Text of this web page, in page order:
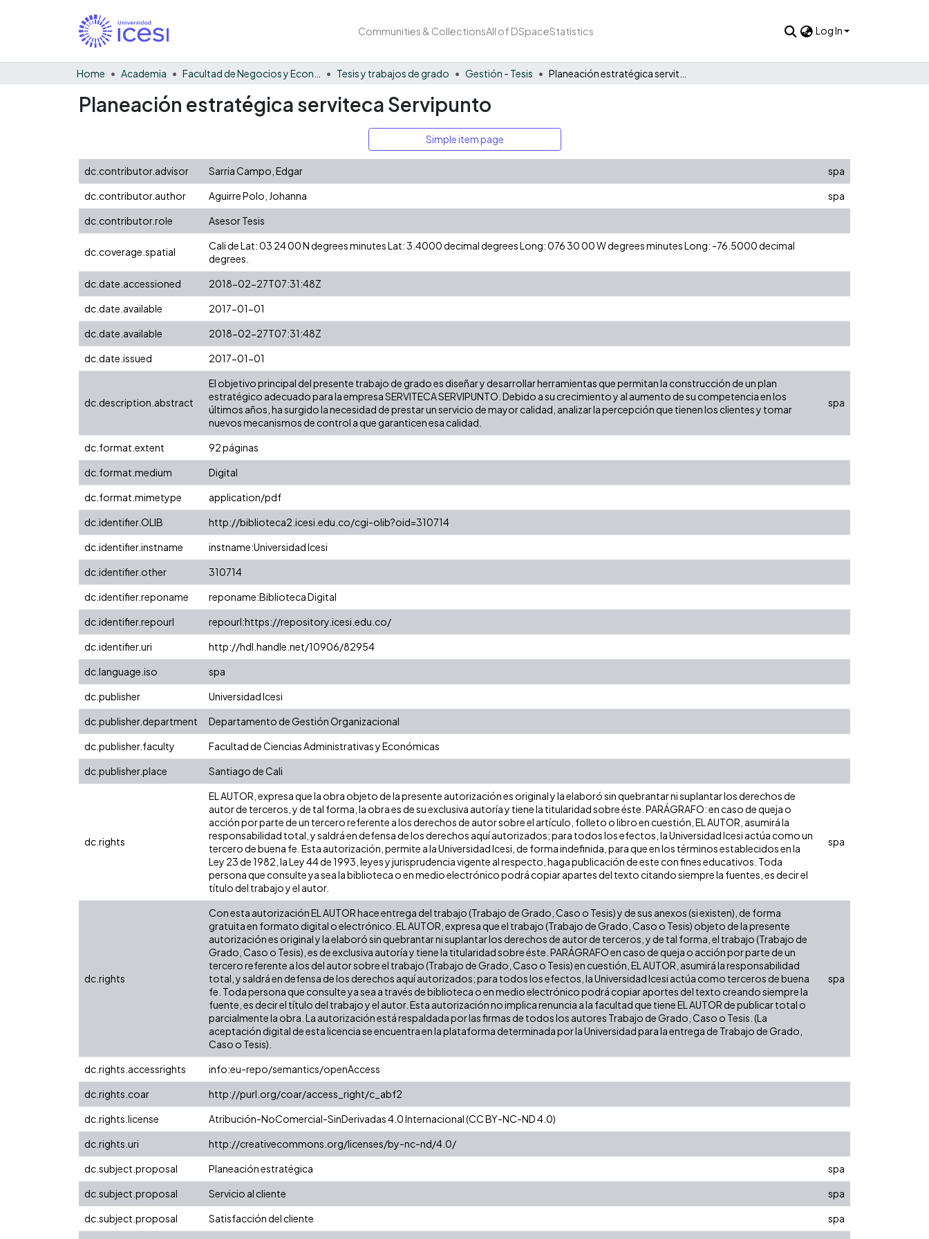
Communities & CollectionsAll of DSpaceStatistics Log In
Home Academia Tesis y trabajos de grado Gestión - Tesis
Planeación estratégica serviteca Servipunto
Simple item page
dc.contributor.advisor Sarria Campo, Edgar
spa
dc.contributor.author
Aguirre Polo, Johanna
spa
dc.contributor.role
Asesor Tesis
dc.coverage.spatial
Cali de Lat: 03 24 00 N degrees minutes Lat: 3.4000 decimal degrees Long: 076 30 00 W degrees minutes Long: -76.5000 decimal
degrees.
dc.date.accessioned
2018-02-27T07:31:48Z
dc.date.available
2017-01-01
dc.date.available
2018-02-27T07:31:48Z
dc.date.issued
2017-01-01
dc.description.abstract
El objetivo principal del presente trabajo de grado es diseñar y desarrollar herramientas que permitan la construcción de un plan
estratégico adecuado para la empresa SERVITECA SERVIPUNTO. Debido a su crecimiento y al aumento de su competencia en los
últimos años, ha surgido la necesidad de prestar un servicio de mayor calidad, analizar la percepción que tienen los clientes y tomar
nuevos mecanismos de control a que garanticen esa calidad.
spa
dc.format.extent
92 páginas
dc.format.medium
Digital
dc.format.mimetype
application/pdf
dc.identifier.OLIB
http://biblioteca2.icesi.edu.co/cgi-olib?oid=310714
dc.identifier.instname
instname:Universidad Icesi
dc.identifier.other
310714
dc.identifier.reponame
reponame:Biblioteca Digital
dc.identifier.repourl
repourl:https://repository.icesi.edu.co/
dc.identifier.uri
http://hdl.handle.net/10906/82954
dc.language.iso
spa
dc.publisher
Universidad Icesi
dc.publisher.department
Departamento de Gestión Organizacional
dc.publisher.faculty
Facultad de Ciencias Administrativas y Económicas
dc.publisher.place
Santiago de Cali
dc.rights
EL AUTOR, expresa que la obra objeto de la presente autorización es original y la elaboró sin quebrantar ni suplantar los derechos de
autor de terceros, y de tal forma, la obra es de su exclusiva autoría y tiene la titularidad sobre éste. PARÁGRAFO: en caso de queja o
acción por parte de un tercero referente a los derechos de autor sobre el artículo, folleto o libro en cuestión, EL AUTOR, asumirá la
responsabilidad total, y saldrá en defensa de los derechos aquí autorizados; para todos los efectos, la Universidad Icesi actúa como un
tercero de buena fe. Esta autorización, permite a la Universidad Icesi, de forma indefinida, para que en los términos establecidos en la
Ley 23 de 1982, la Ley 44 de 1993, leyes y jurisprudencia vigente al respecto, haga publicación de este con fines educativos. Toda
persona que consulte ya sea la biblioteca o en medio electrónico podrá copiar apartes del texto citando siempre la fuentes, es decir el
título del trabajo y el autor.
spa
dc.rights
Con esta autorización EL AUTOR hace entrega del trabajo (Trabajo de Grado, Caso o Tesis) y de sus anexos (si existen), de forma
gratuita en formato digital o electrónico. EL AUTOR, expresa que el trabajo (Trabajo de Grado, Caso o Tesis) objeto de la presente
autorización es original y la elaboró sin quebrantar ni suplantar los derechos de autor de terceros, y de tal forma, el trabajo (Trabajo de
Grado, Caso o Tesis), es de exclusiva autoría y tiene la titularidad sobre éste. PARÁGRAFO en caso de queja o acción por parte de un
tercero referente a los del autor sobre el trabajo (Trabajo de Grado, Caso o Tesis) en cuestión, EL AUTOR, asumirá la responsabilidad
total, y saldrá en defensa de los derechos aquí autorizados; para todos los efectos, la Universidad Icesi actúa como terceros de buena
fe. Toda persona que consulte ya sea a través de biblioteca o en medio electrónico podrá copiar aportes del texto creando siempre la
fuente, es decir el título del trabajo y el autor. Esta autorización no implica renuncia a la facultad que tiene EL AUTOR de publicar total o
parcialmente la obra. La autorización está respaldada por las firmas de todos los autores Trabajo de Grado, Caso o Tesis. (La
aceptación digital de esta licencia se encuentra en la plataforma determinada por la Universidad para la entrega de Trabajo de Grado,
Caso o Tesis).
spa
dc.rights.accessrights
info:eu-repo/semantics/openAccess
dc.rights.coar
http://purl.org/coar/access_right/c_abf2
dc.rights.license
Atribución-NoComercial-SinDerivadas 4.0 Internacional (CC BY-NC-ND 4.0)
dc.rights.uri
http://creativecommons.org/licenses/by-nc-nd/4.0/
dc.subject.proposal
Planeación estratégica
spa
dc.subject.proposal
Servicio al cliente
spa
dc.subject.proposal
Satisfacción del cliente
spa